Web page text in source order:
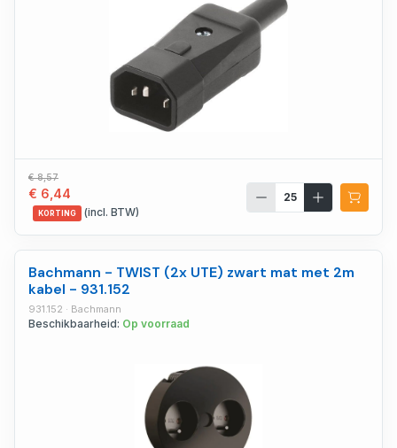
€ 8,57
€ 6,44
KORTING (incl. BTW)
Bachmann - TWIST (2x UTE) zwart mat met 2m
kabel - 931.152
931.152 · Bachmann
Beschikbaarheid: Op voorraad